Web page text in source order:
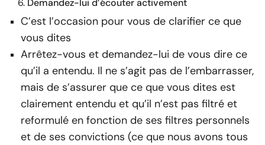
Demandez-lui d’écouter activement
C’est l’occasion pour vous de clarifier ce que
vous dites
Arrêtez-vous et demandez-lui de vous dire ce
qu’il a entendu. Il ne s’agit pas de l’embarrasser,
mais de s’assurer que ce que vous dites est
clairement entendu et qu’il n’est pas filtré et
reformulé en fonction de ses filtres personnels
et de ses convictions (ce que nous avons tous